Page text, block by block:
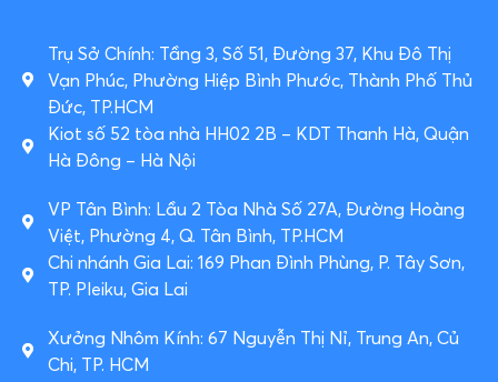
Trụ Sở Chính: Tầng 3, Số 51, Đường 37, Khu Đô Thị
Vạn Phúc, Phường Hiệp Bình Phước, Thành Phố Thủ
Đức, TP.HCM
Kiot số 52 tòa nhà HH02 2B – KDT Thanh Hà, Quận
Hà Đông – Hà Nội
VP Tân Bình: Lầu 2 Tòa Nhà Số 27A, Đường Hoàng
Việt, Phường 4, Q. Tân Bình, TP.HCM
Chi nhánh Gia Lai: 169 Phan Đình Phùng, P. Tây Sơn,
TP. Pleiku, Gia Lai
Xưởng Nhôm Kính: 67 Nguyễn Thị Nỉ, Trung An, Củ
Chi, TP. HCM